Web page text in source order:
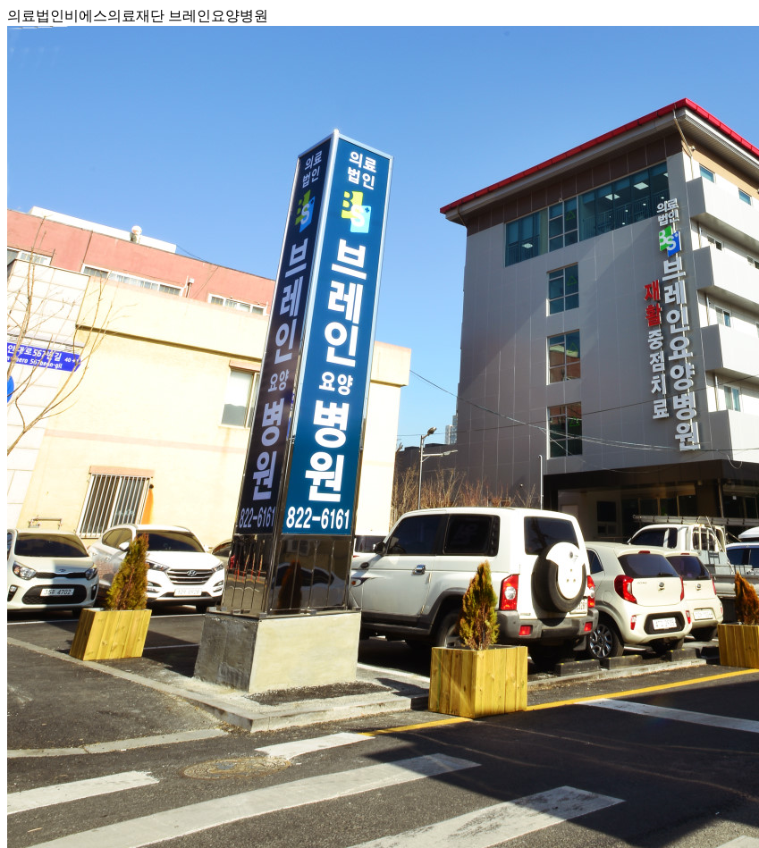
의료법인비에스의료재단 브레인요양병원